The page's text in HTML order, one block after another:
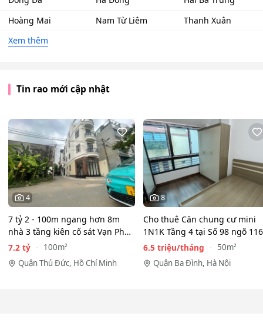
Hoàng Mai
Nam Từ Liêm
Thanh Xuân
Xem thêm
Tin rao mới cập nhật
4
7 tỷ 2 - 100m ngang hơn 8m
nhà 3 tầng kiên cố sát Vạn Phúc
City - HẺM XE HƠI…
7.2 tỷ
100m²
Quận Thủ Đức, Hồ Chí Minh
8
Cho thuê Căn chung cư mini
1N1K Tầng 4 tại Số 98 ngõ 116
Phan Kế Bính, Ba Đình.…
6.5 triệu/tháng
50m²
Quận Ba Đình, Hà Nội